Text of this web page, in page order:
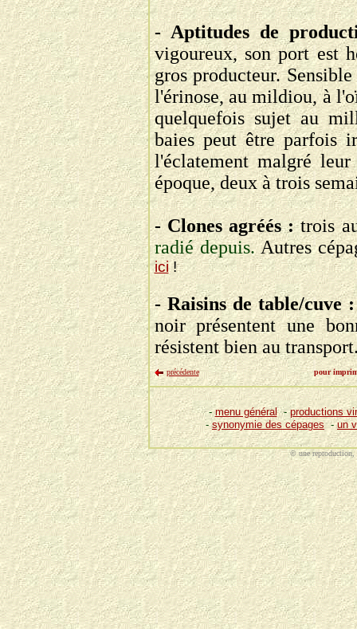
- Aptitudes de
vigoureux, son port est
gros producteur.
l'érinose, au mildiou, à
quelquefois sujet au
baies peut être parfois
l'éclatement malgré
époque, deux à trois
- Clones agréés :trois
radié depuis.Autres
ici!
- Raisins de table/cuve :
noir présentent une
résistent bien au
précédente pour
© une reproduction,